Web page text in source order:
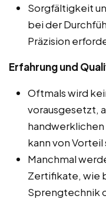
Sorgfältigkeit
bei der
Präzision
Erfahrung und
Oftmals wird
vorausgesetzt,
kann von Vorteil
Manchmal
Zertifikate, wie
Sprengtechnik